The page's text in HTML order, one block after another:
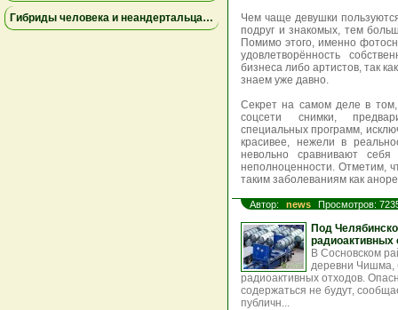
Гибриды человека и неандертальца могли вымирать из-за несовместимости крови — новое исследование
Чем чаще девушки
подруг и знакомых, тем
Помимо этого, именно
удовлетворённость
бизнеса либо артистов, так
знаем уже давно.
Секрет на самом деле в
соцсети снимки,
специальных программ,
красивее, нежели в
невольно сравнивают
неполноценности. Отметим,
таким заболеваниям как
Автор: news Просмотров:
Под
радиоактивных
В Сосновском
деревни Чишма,
радиоактивных отходов.
содержаться не будут,
публичн...